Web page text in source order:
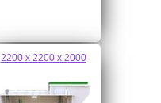
2200 х 2200 х 2000